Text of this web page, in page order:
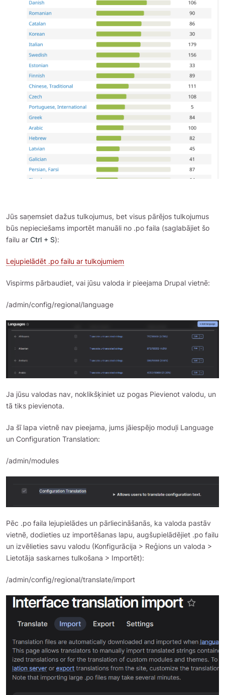
Jūs saņemsiet dažus tulkojumus, bet visus pārējos tulkojumus
būs nepieciešams importēt manuāli no .po faila (saglabājiet šo
failu ar Ctrl + S):
Lejupielādēt .po failu ar tulkojumiem
Vispirms pārbaudiet, vai jūsu valoda ir pieejama Drupal vietnē:
/admin/config/regional/language
Ja jūsu valodas nav, noklikšķiniet uz pogas Pievienot valodu, un
tā tiks pievienota.
Ja šī lapa vietnē nav pieejama, jums jāiespējo moduļi Language
un Configuration Translation:
/admin/modules
Pēc .po faila lejupielādes un pārliecināšanās, ka valoda pastāv
vietnē, dodieties uz importēšanas lapu, augšupielādējiet .po failu
un izvēlieties savu valodu (Konfigurācija > Reģions un valoda >
Lietotāja saskarnes tulkošana > Importēt):
/admin/config/regional/translate/import